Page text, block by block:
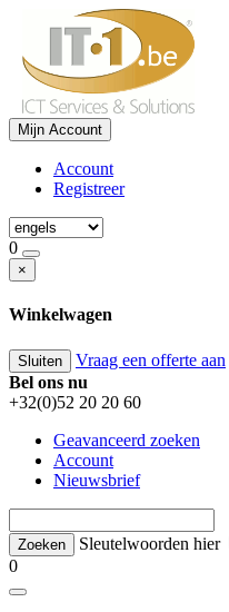
Mijn Account
Account
Registreer
0
×
Winkelwagen
Sluiten Vraag een offerte aan
Bel ons nu
+32(0)52 20 20 60
Geavanceerd zoeken
Account
Nieuwsbrief
Sleutelwoorden hier
0